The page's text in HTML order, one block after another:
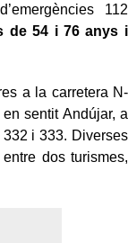
112
de 54 i 76 anys i
a la carretera N-
sentit Andújar, a
i 333. Diverses
dos turismes,